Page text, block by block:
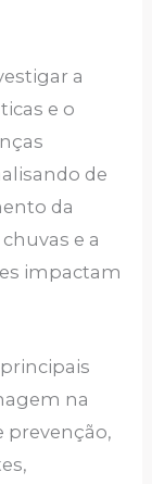
a
e o
de
da
e a
impactam
na
prevenção,